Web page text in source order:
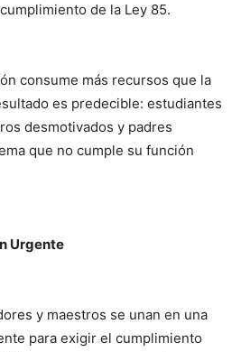
de la Ley 85.
consume más recursos que la
es predecible: estudiantes
desmotivados y padres
que no cumple su función
Urgente
y maestros se unan en una
para exigir el cumplimiento